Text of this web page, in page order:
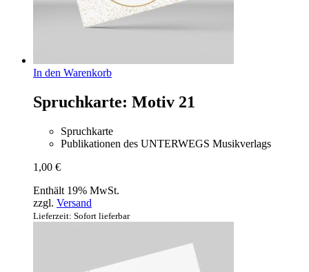
In den Warenkorb
Spruchkarte: Motiv 21
Spruchkarte
Publikationen des UNTERWEGS Musikverlags
1,00 €
Enthält 19% MwSt.
zzgl. Versand
Lieferzeit: Sofort lieferbar